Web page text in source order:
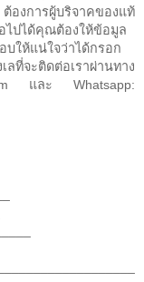
องการผู้บริจาคของแท้
ไปได้คุณต้องให้ข้อมูล
ให้แน่ใจว่าได้กรอก
ที่จะติดต่อเราผ่านทาง
และ Whatsapp: